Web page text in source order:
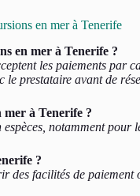
en mer à Tenerife
en mer à Tenerife ?
les paiements par
prestataire avant de
mer à Tenerife ?
notamment
?
des facilités de